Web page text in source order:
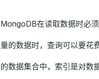
在读取数据时必
数据时，查询可以要花
数据集合中，索引是对数